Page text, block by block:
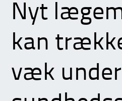
Nyt
kan
væk under